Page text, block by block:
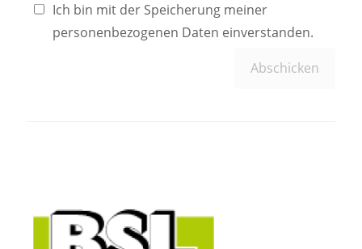
Ich bin mit der Speicherung meiner
personenbezogenen Daten einverstanden.
Abschicken